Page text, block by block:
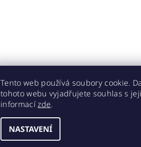
Tento web používá soubory cookie.
tohoto webu vyjadřujete souhlas s
informacízde.
NASTAVENÍ